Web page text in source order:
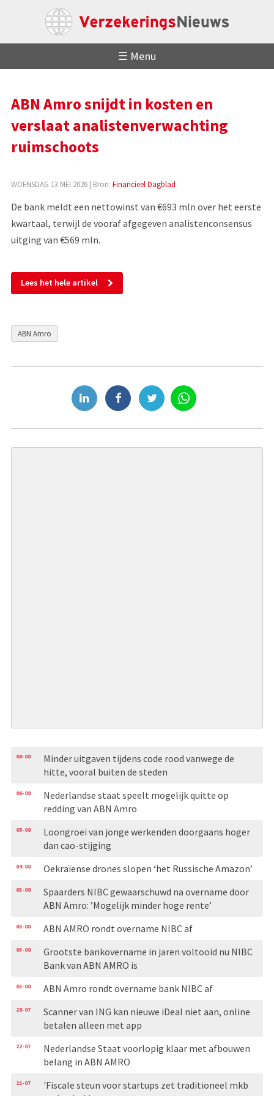
☰ Menu
ABN Amro snijdt in kosten en
verslaat analistenverwachting
ruimschoots
WOENSDAG 13 MEI 2026| Bron: Financieel Dagblad
De bank meldt een nettowinst van €693 mln over het eerste
kwartaal, terwijl de vooraf afgegeven analistenconsensus
uitging van €569 mln.
Lees het hele artikel
ABN Amro
08-08
Minder uitgaven tijdens code rood vanwege de
hitte, vooral buiten de steden
06-08
Nederlandse staat speelt mogelijk quitte op
redding van ABN Amro
05-08
Loongroei van jonge werkenden doorgaans hoger
dan cao-stijging
04-08 Oekraïense drones slopen ‘het Russische Amazon’
03-08
Spaarders NIBC gewaarschuwd na overname door
ABN Amro: ’Mogelijk minder hoge rente’
03-08 ABN AMRO rondt overname NIBC af
03-08
Grootste bankovername in jaren voltooid nu NIBC
Bank van ABN AMRO is
03-08 ABN Amro rondt overname bank NIBC af
28-07
Scanner van ING kan nieuwe iDeal niet aan, online
betalen alleen met app
22-07
Nederlandse Staat voorlopig klaar met afbouwen
belang in ABN AMRO
21-07
'Fiscale steun voor startups zet traditioneel mkb